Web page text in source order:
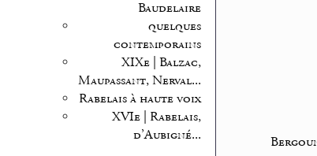
Baudelaire
quelques
contemporains
XIXe | Balzac,
Maupassant, Nerval...
Rabelais à haute voix
XVIe | Rabelais,
d’Aubigné...